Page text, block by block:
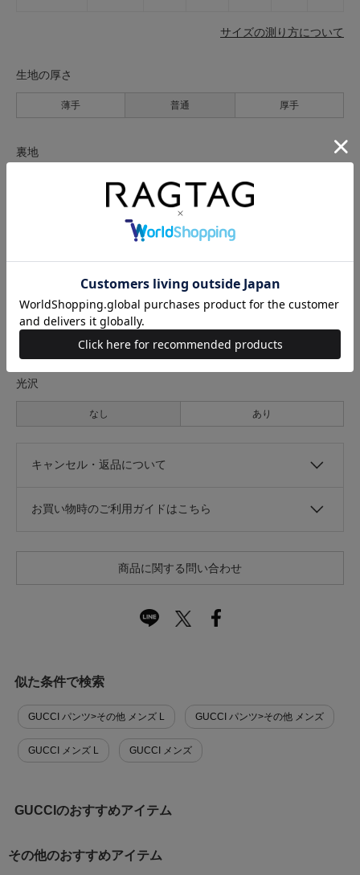
サイズの測り方について
生地の厚さ
薄手 普通 厚手
裏地
なし あり
なし あり
伸縮性
光沢
なし あり
キャンセル・返品について
お買い物時のご利用ガイドはこちら
商品に関する問い合わせ
似た条件で検索
GUCCI パンツ>その他 メンズ L GUCCI パンツ>その他 メンズ
GUCCI メンズ L GUCCI メンズ
GUCCIのおすすめアイテム
その他のおすすめアイテム